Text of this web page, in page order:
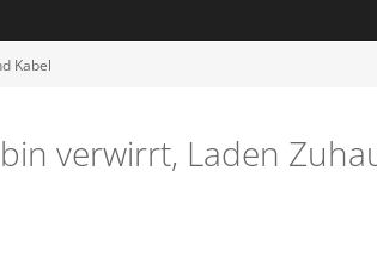
Kabel
verwirrt, Laden